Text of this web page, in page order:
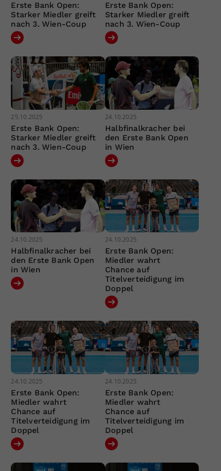
Erste Bank Open:
Starker Miedler greift
nach 3. Wien-Coup
Erste Bank Open:
Starker Miedler greift
nach 3. Wien-Coup
25.10.2025
Erste Bank Open:
Starker Miedler greift
nach 3. Wien-Coup
24.10.2025
Halbfinalkracher bei
den Erste Bank Open
in Wien
24.10.2025
Halbfinalkracher bei
den Erste Bank Open
in Wien
24.10.2025
Erste Bank Open:
Miedler wahrt
Chance auf
Titelverteidigung im
Doppel
24.10.2025
Erste Bank Open:
Miedler wahrt
Chance auf
Titelverteidigung im
Doppel
24.10.2025
Erste Bank Open:
Miedler wahrt
Chance auf
Titelverteidigung im
Doppel